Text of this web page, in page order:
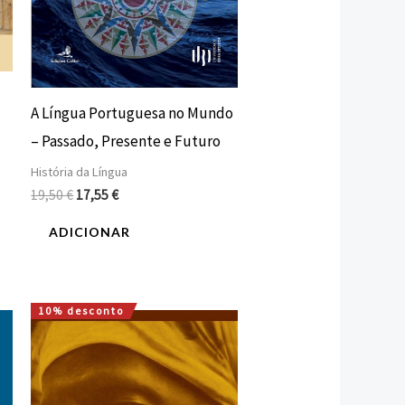
A Língua Portuguesa no Mundo
– Passado, Presente e Futuro
História da Língua
19,50€17,55€
ADICIONAR
10% desconto
O
original
era:
12,00 €.
O
preço
atual
é:
10,80 €.